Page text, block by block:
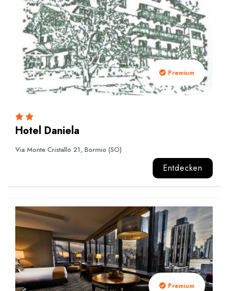
Premium
Hotel Daniela
Via Monte Cristallo 21, Bormio (SO)
Entdecken
Premium